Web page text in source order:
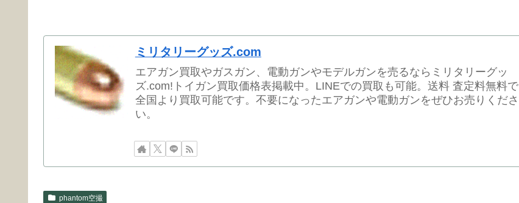
ミリタリーグッズ.com
エアガン買取やガスガン、電動ガンやモデルガンを売るならミリタリーグッ
ズ.com!トイガン買取価格表掲載中。LINEでの買取も可能。送料 査定料無料で
全国より買取可能です。不要になったエアガンや電動ガンをぜひお売りくださ
い。
phantom空撮